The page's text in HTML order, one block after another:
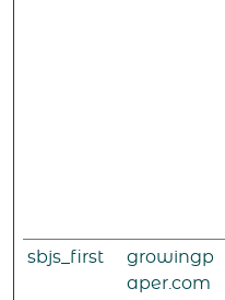
sbjs_first
growingp
aper.com